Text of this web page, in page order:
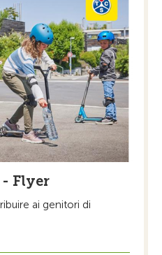
Flyer
ai genitori di